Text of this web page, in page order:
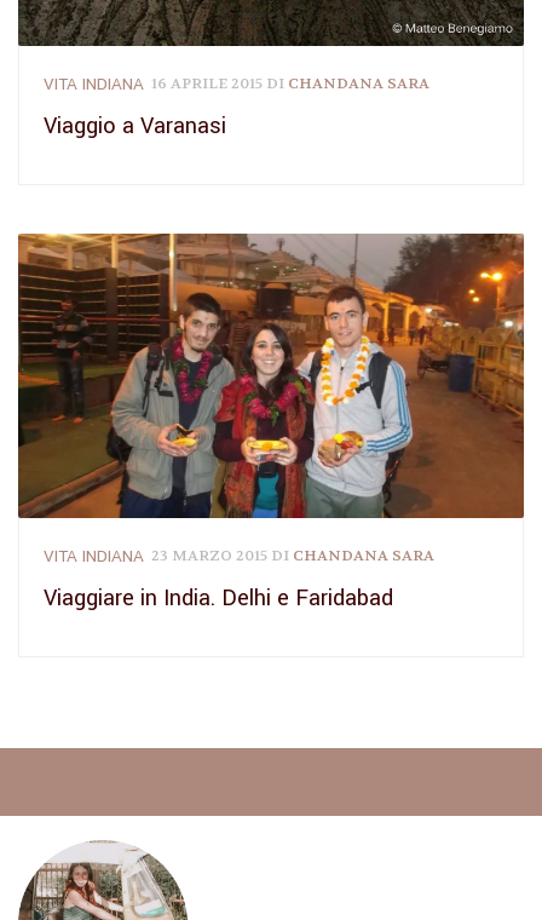
VITA INDIANA 16 APRILE 2015 DI CHANDANA SARA
Viaggio a Varanasi
VITA INDIANA 23 MARZO 2015 DI CHANDANA SARA
Viaggiare in India. Delhi e Faridabad